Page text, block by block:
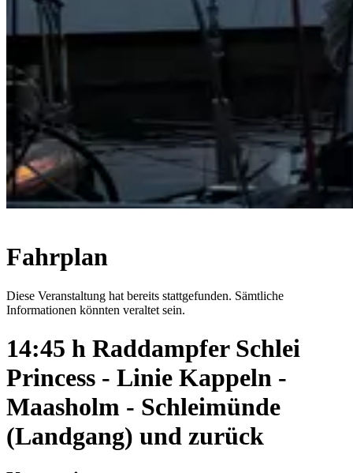
Fahrplan
Diese Veranstaltung hat bereits stattgefunden. Sämtliche
Informationen könnten veraltet sein.
14:45 h Raddampfer Schlei
Princess - Linie Kappeln -
Maasholm - Schleimünde
(Landgang) und zurück